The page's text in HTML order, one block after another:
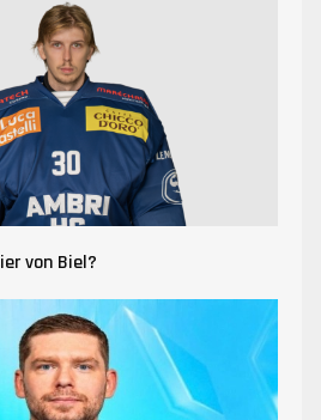
von Biel?